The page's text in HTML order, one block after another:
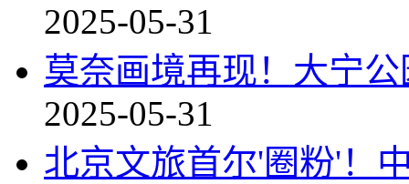
2025-05-31
莫奈画境再现！大宁
2025-05-31
北京文旅首尔'圈粉'！